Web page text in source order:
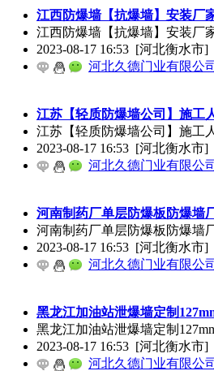
江西防爆墙【抗爆墙】安装厂
江西防爆墙【抗爆墙】安装厂
2023-08-17 16:53 [河北衡水市]
河北久德门业有限公司
江苏【轻质防爆墙公司】施工
江苏【轻质防爆墙公司】施工
2023-08-17 16:53 [河北衡水市]
河北久德门业有限公司
河南制药厂单层防爆板防爆墙
河南制药厂单层防爆板防爆墙
2023-08-17 16:53 [河北衡水市]
河北久德门业有限公司
黑龙江加油站泄爆墙定制
黑龙江加油站泄爆墙定制
2023-08-17 16:53 [河北衡水市]
河北久德门业有限公司